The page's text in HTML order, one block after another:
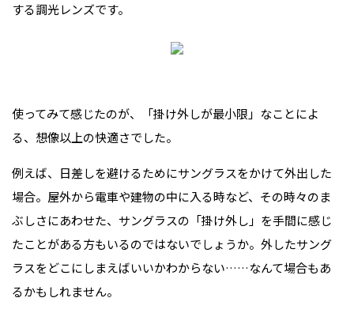
する調光レンズです。
使ってみて感じたのが、「掛け外しが最小限」なことによ
る、想像以上の快適さでした。
例えば、日差しを避けるためにサングラスをかけて外出した
場合。屋外から電車や建物の中に入る時など、その時々のま
ぶしさにあわせた、サングラスの「掛け外し」を手間に感じ
たことがある方もいるのではないでしょうか。外したサング
ラスをどこにしまえばいいかわからない……なんて場合もあ
るかもしれません。